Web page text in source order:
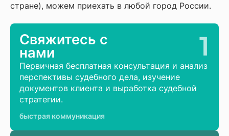
стране), можем приехать в любой город России.
Свяжитесь с
нами
1
Первичная бесплатная консультация и анализ
перспективы судебного дела, изучение
документов клиента и выработка судебной
стратегии.
быстрая коммуникация